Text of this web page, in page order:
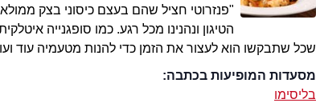
"פנזרוטי חציל שהם בעצם כיסוני בצק
הטיגון ונהנינו מכל רגע. כמו סופגנייה
שכל שתבקשו הוא לעצור את הזמן כדי להנות מטעמיה עוד
מסעדות המופיעות בכתבה:
בליסימו